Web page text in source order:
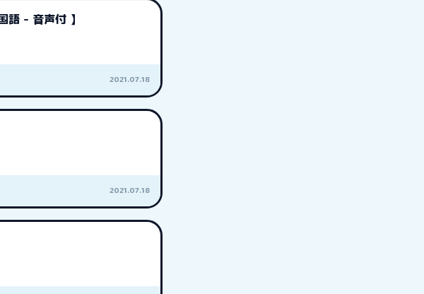
語 - 音声付 】
2021.07.18
2021.07.18